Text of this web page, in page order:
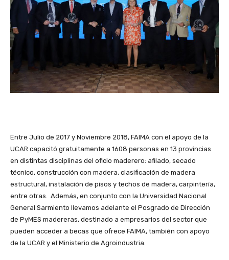
Entre Julio de 2017 y Noviembre 2018, FAIMA con el apoyo de la
UCAR capacitó gratuitamente a 1608 personas en 13 provincias
en distintas disciplinas del oficio maderero: afilado, secado
técnico, construcción con madera, clasificación de madera
estructural, instalación de pisos y techos de madera, carpintería,
entre otras. Además, en conjunto con la Universidad Nacional
General Sarmiento llevamos adelante el Posgrado de Dirección
de PyMES madereras, destinado a empresarios del sector que
pueden acceder a becas que ofrece FAIMA, también con apoyo
de la UCAR y el Ministerio de Agroindustria.